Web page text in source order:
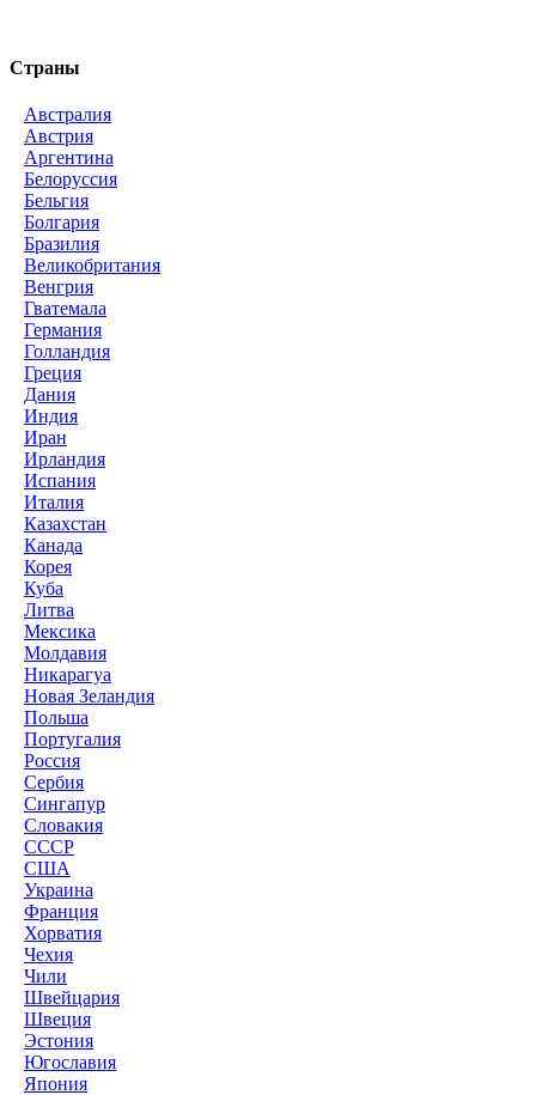
Страны
Австралия
Австрия
Аргентина
Белоруссия
Бельгия
Болгария
Бразилия
Великобритания
Венгрия
Гватемала
Германия
Голландия
Греция
Дания
Индия
Иран
Ирландия
Испания
Италия
Казахстан
Канада
Корея
Куба
Литва
Мексика
Молдавия
Никарагуа
Новая Зеландия
Польша
Португалия
Россия
Сербия
Сингапур
Словакия
СССР
США
Украина
Франция
Хорватия
Чехия
Чили
Швейцария
Швеция
Эстония
Югославия
Япония